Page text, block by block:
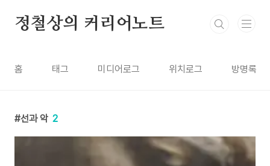
정철상의 커리어노트
홈 태그 미디어로그 위치로그 방명록
선과 악 2